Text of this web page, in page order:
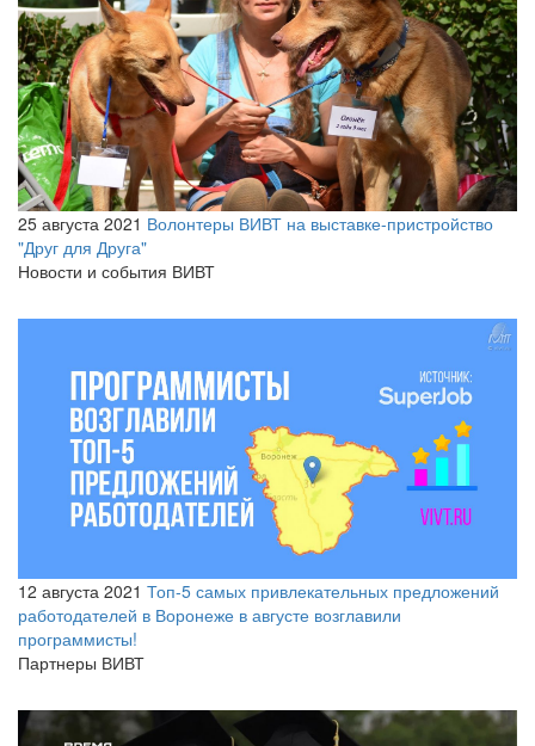
25 августа 2021 Волонтеры ВИВТ на выставке-пристройство
"Друг для Друга"
Новости и события ВИВТ
12 августа 2021 Топ-5 самых привлекательных предложений
работодателей в Воронеже в августе возглавили
программисты!
Партнеры ВИВТ